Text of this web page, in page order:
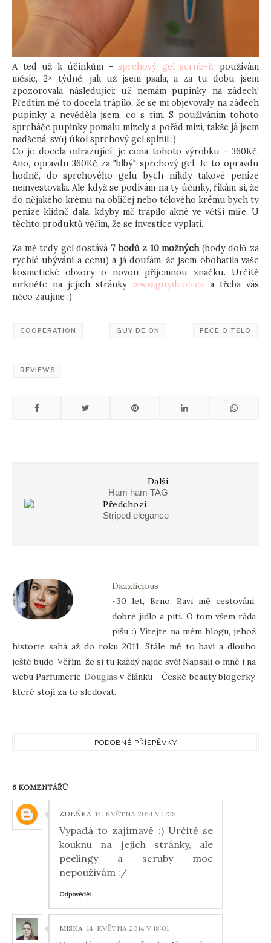
A ted už k účinkům -sprchový gel scrub-it používám
měsíc, 2× týdně, jak už jsem psala, a za tu dobu jsem
zpozorovala následující: už nemám pupínky na zádech!
Předtím mě to docela trápilo, že se mi objevovaly na zádech
pupínky a nevěděla jsem, co s tím. S používáním tohoto
sprcháče pupínky pomalu mizely a pořád mizí, takže já jsem
nadšená, svůj úkol sprchový gel splnil :)
Co je docela odrazující, je cena tohoto výrobku - 360Kč.
Ano, opravdu 360Kč za "blbý" sprchový gel. Je to opravdu
hodně, do sprchového gelu bych nikdy takové peníze
neinvestovala. Ale když se podívám na ty účinky, říkám si, že
do nějakého krému na obličej nebo tělového krému bych ty
peníze klidně dala, kdyby mě trápilo akné ve větší míře. U
těchto produktů věřím, že se investice vyplatí.
Za mě tedy gel dostává 7 bodů z 10 možných(body dolů za
rychlé ubývání a cenu) a já doufám, že jsem obohatila vaše
kosmetické obzory o novou příjemnou značku. Určitě
mrkněte na jejich stránky www.guydeon.cz a třeba vás
něco zaujme :)
COOPERATION GUY DE ON PÉČE O TĚLO
REVIEWS
Další
Ham ham TAG
Předchozí
Striped elegance
Dazzlicious
~30 let, Brno. Baví mě cestování,
dobré jídlo a pití. O tom všem ráda
píšu :) Vítejte na mém blogu, jehož
historie sahá až do roku 2011. Stále mě to baví a dlouho
ještě bude. Věřím, že si tu každý najde své! Napsali o mně i na
webu Parfumerie Douglas v článku - České beauty blogerky,
které stojí za to sledovat.
PODOBNÉ PŘÍSPĚVKY
6 KOMENTÁŘŮ
ZDEŇKA 14. KVĚTNA 2014 V 17:15
Vypadá to zajímavě :) Určitě se
kouknu na jejich stránky, ale
peelingy a scruby moc
nepoužívám :/
Odpovědět
MISKA 14. KVĚTNA 2014 V 18:01